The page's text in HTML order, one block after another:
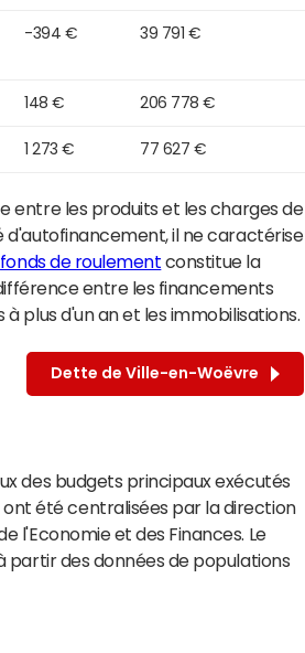
-394 € 39 791 €
148 € 206 778 €
1 273 € 77 627 €
entre les produits et les charges de
il ne caractérise
fonds de roulement constitue la
entre les financements
plus d'un an et les immobilisations.
Dette de Ville-en-Woëvre
des budgets principaux exécutés
été centralisées par la direction
l'Economie et des Finances. Le
partir des données de populations